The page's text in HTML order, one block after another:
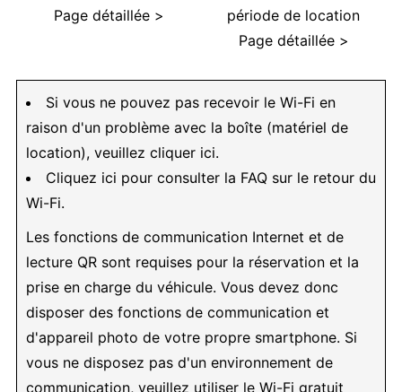
Page détaillée >
période de location
Page détaillée >
Si vous ne pouvez pas recevoir le Wi-Fi en
raison d'un problème avec la boîte (matériel de
location), veuillez cliquer ici.
Cliquez ici pour consulter la FAQ sur le retour du
Wi-Fi.
Les fonctions de communication Internet et de
lecture QR sont requises pour la réservation et la
prise en charge du véhicule. Vous devez donc
disposer des fonctions de communication et
d'appareil photo de votre propre smartphone. Si
vous ne disposez pas d'un environnement de
communication, veuillez utiliser le Wi-Fi gratuit